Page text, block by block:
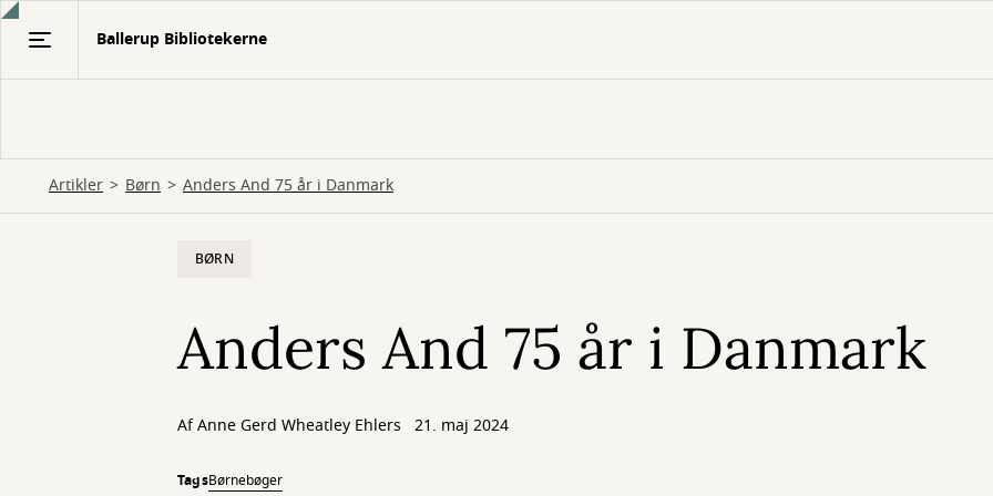
Gå
Ballerup Bibliotekerne
Artikler Børn Anders And 75 år i Danmark
BØRN
Anders And 75 år i Danmark
AfAnne Gerd Wheatley Ehlers 21. maj 2024
TagsBørnebøger